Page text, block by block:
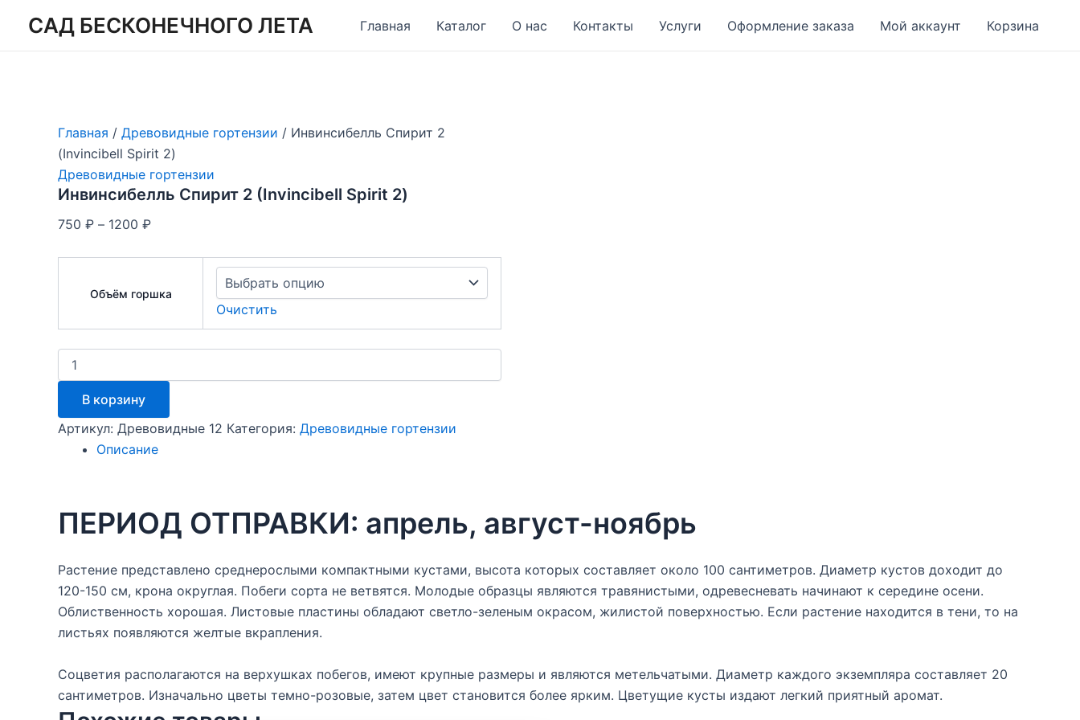
САД БЕСКОНЕЧНОГО ЛЕТА Главная Каталог О нас Контакты Услуги Оформление заказа Мой аккаунт Корзина
Главная / Древовидные гортензии / Инвинсибелль Спирит 2
(Invincibell Spirit 2)
Древовидные гортензии
Инвинсибелль Спирит 2 (Invincibell Spirit 2)
750 ₽ – 1200 ₽Диапазон
Объём горшка
Очистить
Количество
товара
Инвинсибелль
Спирит
2
(Invincibell
Spirit
В корзину
Артикул: Древовидные 12 Категория: Древовидные гортензии
Описание
ПЕРИОД ОТПРАВКИ: апрель, август-ноябрь
Растение представлено среднерослыми компактными кустами, высота которых составляет около 100 сантиметров. Диаметр кустов доходит до
120-150 см, крона округлая. Побеги сорта не ветвятся. Молодые образцы являются травянистыми, одревесневать начинают к середине осени.
Облиственность хорошая. Листовые пластины обладают светло-зеленым окрасом, жилистой поверхностью. Если растение находится в тени, то на
листьях появляются желтые вкрапления.
Соцветия располагаются на верхушках побегов, имеют крупные размеры и являются метельчатыми. Диаметр каждого экземпляра составляет 20
сантиметров. Изначально цветы темно-розовые, затем цвет становится более ярким. Цветущие кусты издают легкий приятный аромат.